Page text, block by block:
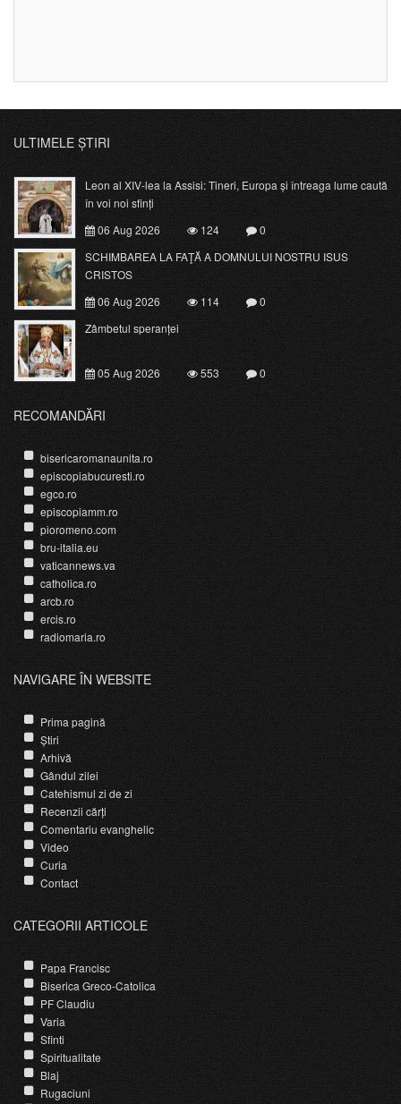
ULTIMELE ȘTIRI
Leon al XIV-lea la Assisi: Tineri, Europa și întreaga lume caută
în voi noi sfinți
06 Aug 2026
124
0
SCHIMBAREA LA FAŢĂ A DOMNULUI NOSTRU ISUS
CRISTOS
06 Aug 2026
114
0
Zâmbetul speranței
05 Aug 2026 553 0
RECOMANDĂRI
bisericaromanaunita.ro
episcopiabucuresti.ro
egco.ro
episcopiamm.ro
pioromeno.com
bru-italia.eu
vaticannews.va
catholica.ro
arcb.ro
ercis.ro
radiomaria.ro
NAVIGARE ÎN WEBSITE
Prima pagină
Știri
Arhivă
Gândul zilei
Catehismul zi de zi
Recenzii cărți
Comentariu evanghelic
Video
Curia
Contact
CATEGORII ARTICOLE
Papa Francisc
Biserica Greco-Catolica
PF Claudiu
Varia
Sfinti
Spiritualitate
Blaj
Rugaciuni